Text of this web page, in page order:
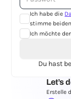
Let’s
Erstelle
Ich habe die
stimme
Ich möchte
Du hast